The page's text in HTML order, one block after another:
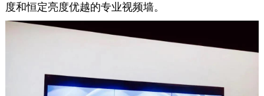
度和恒定亮度优越的专业视频墙。